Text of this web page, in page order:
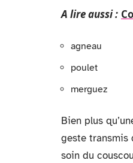
A lire aussi :
agneau
poulet
merguez
Bien plus
geste transmis
soin du